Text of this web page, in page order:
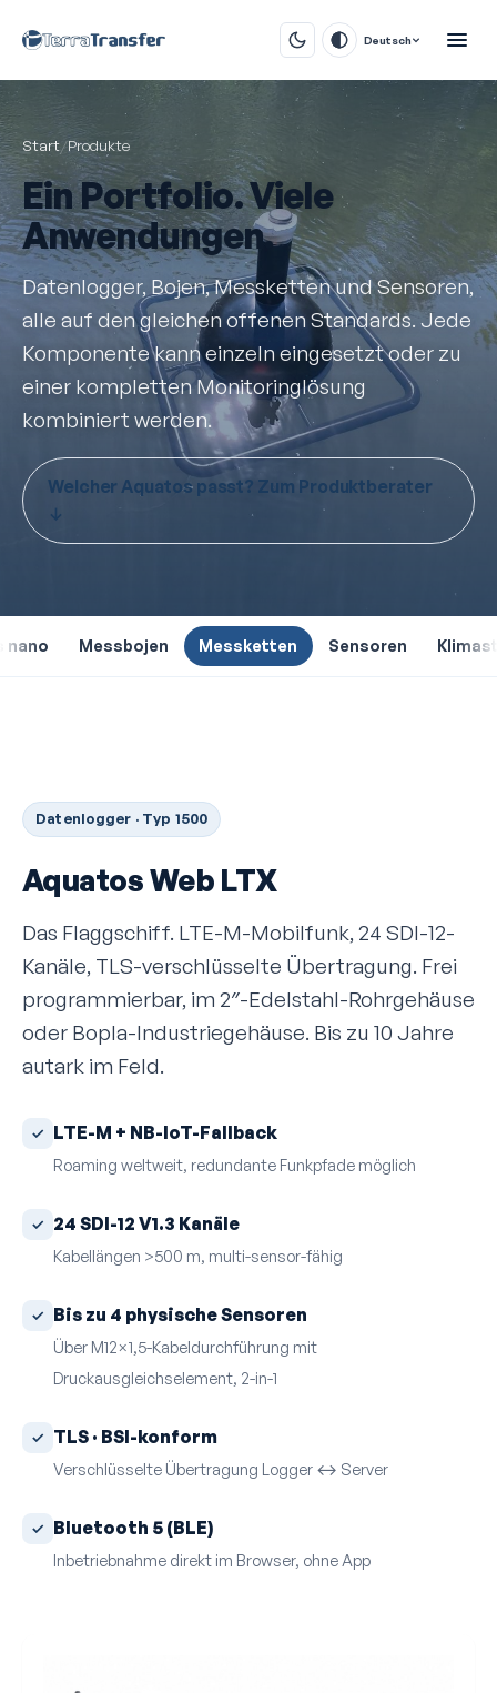
Deutsch
Start/Produkte
Ein Portfolio. Viele
Anwendungen.
Datenlogger, Bojen, Messketten und Sensoren,
alle auf den gleichen offenen Standards. Jede
Komponente kann einzeln eingesetzt oder zu
einer kompletten Monitoring­lösung
kombiniert werden.
Welcher Aquatos passt? Zum Produktberater
↓
nano Messbojen Messketten Sensoren
Datenlogger · Typ 1500
Aquatos Web LTX
Das Flaggschiff. LTE-M-Mobilfunk, 24 SDI-12-
Kanäle, TLS-verschlüsselte Übertragung. Frei
programmierbar, im 2″-Edelstahl-Rohrgehäuse
oder Bopla-Industriegehäuse. Bis zu 10 Jahre
autark im Feld.
LTE-M + NB-IoT-Fallback
Roaming weltweit, redundante Funkpfade möglich
24 SDI-12 V1.3 Kanäle
Kabellängen >500 m, multi-sensor-fähig
Bis zu 4 physische Sensoren
Über M12×1,5-Kabeldurchführung mit
Druckausgleichselement, 2-in-1
TLS · BSI-konform
Verschlüsselte Übertragung Logger ↔ Server
Bluetooth 5 (BLE)
Inbetriebnahme direkt im Browser, ohne App